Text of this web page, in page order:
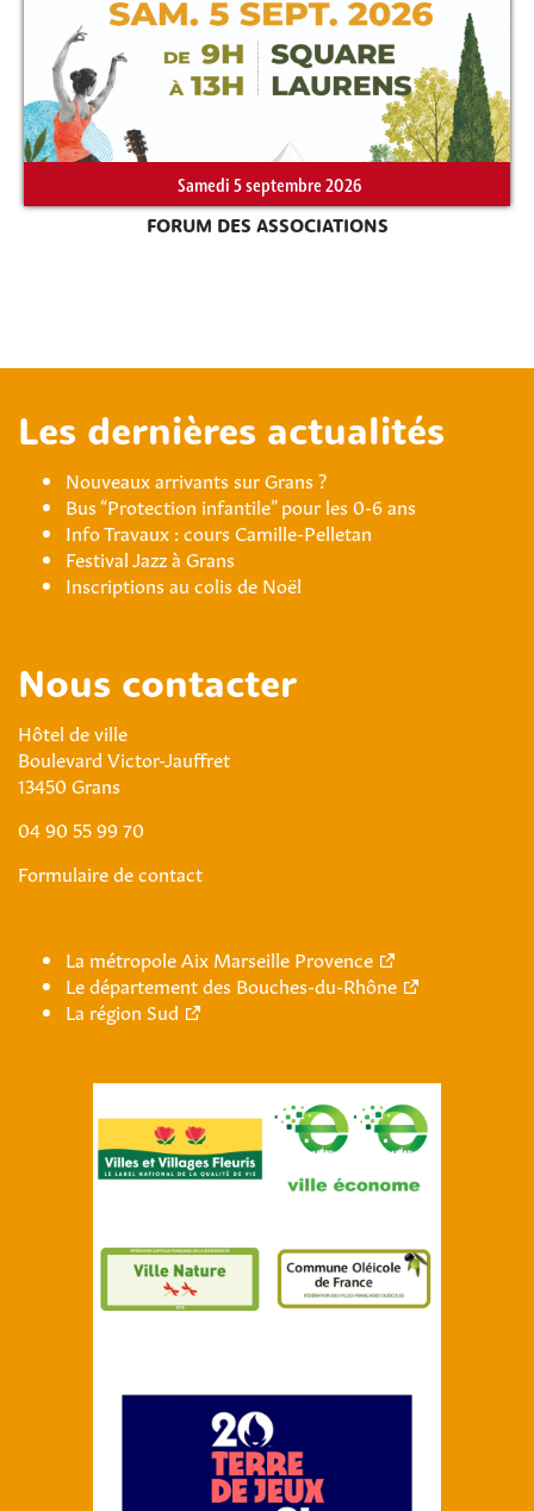
Samedi 5 septembre 2026
FORUM DES ASSOCIATIONS
Les dernières actualités
Nouveaux arrivants sur Grans ?
Bus “Protection infantile” pour les 0-6 ans
Info Travaux : cours Camille-Pelletan
Festival Jazz à Grans
Inscriptions au colis de Noël
Nous contacter
Hôtel de ville
Boulevard Victor-Jauffret
13450 Grans
04 90 55 99 70
Formulaire de contact
La métropole Aix Marseille Provence
Le département des Bouches-du-Rhône
La région Sud